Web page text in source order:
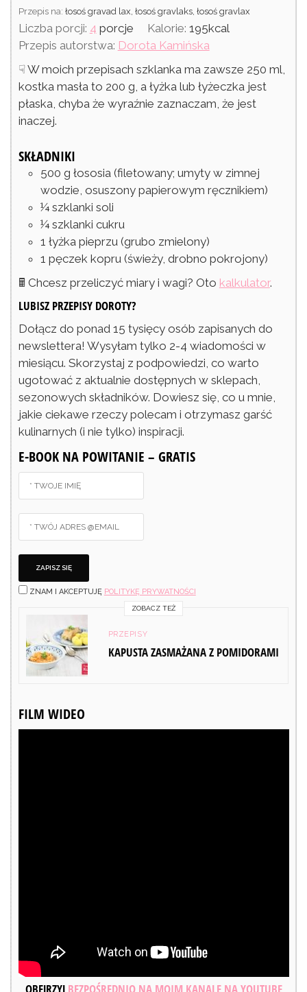
Przepis na: łosoś gravad lax, łosoś gravlaks, łosoś gravlax
Liczba porcji: 4 porcje Kalorie:195kcal
Przepis autorstwa: Dorota Kamińska
☟ W moich przepisach szklanka ma zawsze 250 ml,
kostka masła to 200 g, a łyżka lub łyżeczka jest
płaska, chyba że wyraźnie zaznaczam, że jest
inaczej.
SKŁADNIKI
500 g łososia (filetowany; umyty w zimnej
wodzie, osuszony papierowym ręcznikiem)
¼ szklanki soli
¼ szklanki cukru
1 łyżka pieprzu (grubo zmielony)
1 pęczek kopru (świeży, drobno pokrojony)
🖩 Chcesz przeliczyć miary i wagi? Oto kalkulator.
LUBISZ PRZEPISY DOROTY?
Dołącz do ponad 15 tysięcy osób zapisanych do
newslettera! Wysyłam tylko 2-4 wiadomości w
miesiącu. Skorzystaj z podpowiedzi, co warto
ugotować z aktualnie dostępnych w sklepach,
sezonowych składników. Dowiesz się, co u mnie,
jakie ciekawe rzeczy polecam i otrzymasz garść
kulinarnych (i nie tylko) inspiracji.
E-BOOK NA POWITANIE – GRATIS
ZNAM I AKCEPTUJĘ POLITYKĘ PRYWATNOŚCI
ZOBACZ TEŻ
PRZEPISY
KAPUSTA ZASMAŻANA Z POMIDORAMI
FILM WIDEO
OBEJRZYJ BEZPOŚREDNIO NA MOIM KANALE NA YOUTUBE